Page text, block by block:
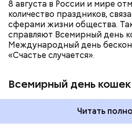
8 августа в России и мире
количество праздников,
сферами жизни общества.
справляют Всемирный день
Международный день
«Счастье случается».
Всемирный день кошек
Читать
Международный день